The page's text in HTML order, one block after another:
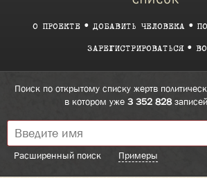
О ПРОЕКТЕ ДОБАВИТЬ ЧЕЛОВЕКА
ЗАРЕГИСТРИРОВАТЬСЯ
Поиск по открытому списку жертв
в котором уже 3 352 828
Расширенный поиск Примеры